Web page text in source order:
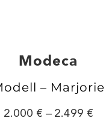
Modeca
– Marjorie
2.000 – 2.499